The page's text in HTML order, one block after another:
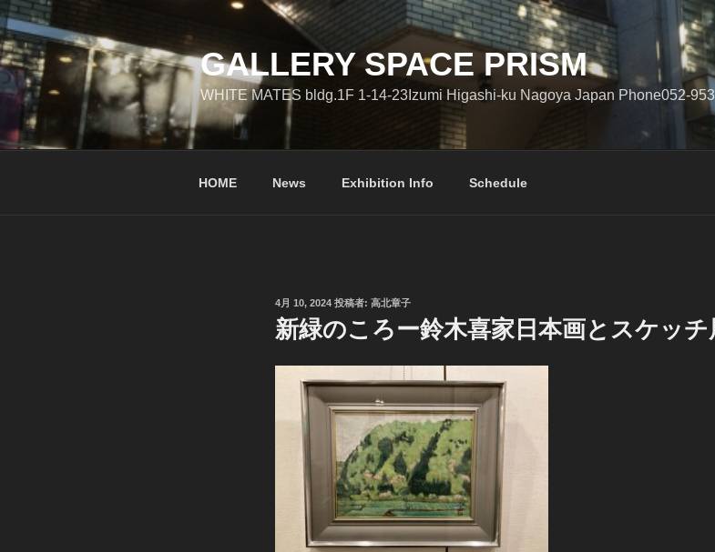
コ
ン
テ
ン
ツ
ス
GALLERY SPACE PRISM
WHITE MATES bldg.1F 1-14-23Izumi Higashi-ku Nagoya Japan Phone052-
HOME News Exhibition Info Schedule
投
稿
日:
4月 10, 2024 投稿者: 高北章子
新緑のころー鈴木喜家日本画とスケッチ